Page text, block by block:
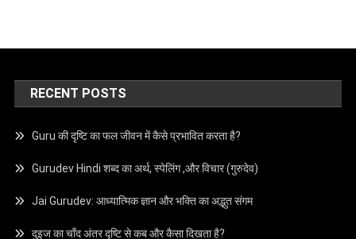
RECENT POSTS
Guru की दृष्टि का फल जीवन में कैसे प्रभावित करता है?
Gurudev Hindi शब्द का अर्थ, स्पेलिंग ,और विचार (गुरुदेव)
Jai Gurudev: आध्यात्मिक ज्ञान और भक्ति का अद्भुत संगम
दुइज का चाँद अंतर दृष्टि से कब और कैसा दिखता है?